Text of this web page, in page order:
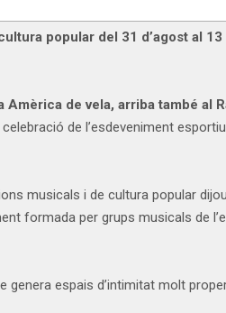
popular del 31 d’agost al 13
de vela, arriba també al
de l’esdeveniment
musicals i de cultura popular
formada per grups musicals de
genera espais d’intimitat molt